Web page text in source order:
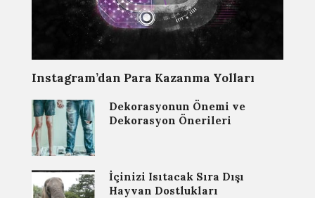
Instagram’dan Para Kazanma Yolları
Dekorasyonun Önemi ve
Dekorasyon Önerileri
İçinizi Isıtacak Sıra Dışı
Hayvan Dostlukları